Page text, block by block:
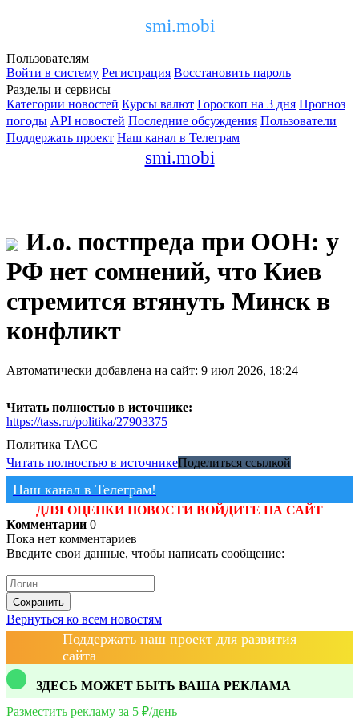
smi.mobi
Пользователям
Войти в систему Регистрация Восстановить пароль
Разделы и сервисы
Категории новостей Курсы валют Гороскоп на 3 дня Прогноз
погоды API новостей Последние обсуждения Пользователи
Поддержать проект Наш канал в Телеграм
smi.mobi
И.о. постпреда при ООН: у
РФ нет сомнений, что Киев
стремится втянуть Минск в
конфликт
Автоматически добавлена на сайт: 9 июл 2026, 18:24
Читать полностью в источнике:
https://tass.ru/politika/27903375
Политика ТАСС
Читать полностью в источникеПоделиться ссылкой
Наш канал в Телеграм!
ДЛЯ ОЦЕНКИ НОВОСТИ ВОЙДИТЕ НА САЙТ
Комментарии 0
Пока нет комментариев
Введите свои данные, чтобы написать сообщение:
Сохранить
Вернуться ко всем новостям
Поддержать наш проект для развития
сайта
ЗДЕСЬ МОЖЕТ БЫТЬ ВАША РЕКЛАМА
Разместить рекламу за 5 ₽/день